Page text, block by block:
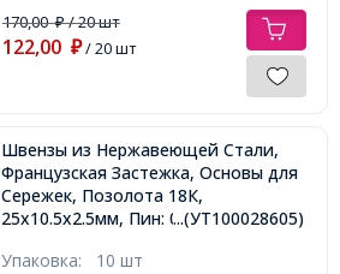
170,00₽/ 20 шт
122,00 ₽/ 20 шт
Швензы из Нержавеющей Стали,
Французская Застежка, Основы для
Сережек, Позолота 18К,
25х10.5х2.5мм, Пин: 0.7мм,...(УТ100028605)
Упаковка: 10 шт